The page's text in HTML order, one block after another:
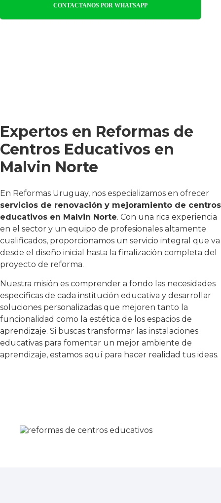
CONTACTANOS POR WHATSAPP
Expertos en Reformas de
Centros Educativos en
Malvin Norte
En Reformas Uruguay, nos especializamos en ofrecer
servicios de renovación y mejoramiento de centros
educativos en Malvin Norte. Con una rica experiencia
en el sector y un equipo de profesionales altamente
cualificados, proporcionamos un servicio integral que va
desde el diseño inicial hasta la finalización completa del
proyecto de reforma.
Nuestra misión es comprender a fondo las necesidades
específicas de cada institución educativa y desarrollar
soluciones personalizadas que mejoren tanto la
funcionalidad como la estética de los espacios de
aprendizaje. Si buscas transformar las instalaciones
educativas para fomentar un mejor ambiente de
aprendizaje, estamos aquí para hacer realidad tus ideas.